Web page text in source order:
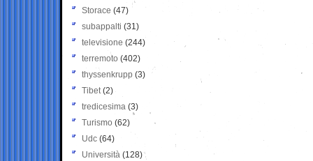
Storace (47)
subappalti (31)
televisione(244)
terremoto (402)
thyssenkrupp (3)
Tibet(2)
tredicesima (3)
Turismo (62)
Udc (64)
Università (128)